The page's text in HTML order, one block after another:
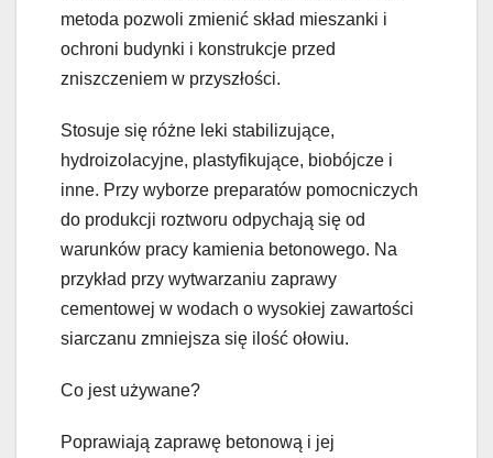
metoda pozwoli zmienić skład mieszanki i
ochroni budynki i konstrukcje przed
zniszczeniem w przyszłości.
Stosuje się różne leki stabilizujące,
hydroizolacyjne, plastyfikujące, biobójcze i
inne. Przy wyborze preparatów pomocniczych
do produkcji roztworu odpychają się od
warunków pracy kamienia betonowego. Na
przykład przy wytwarzaniu zaprawy
cementowej w wodach o wysokiej zawartości
siarczanu zmniejsza się ilość ołowiu.
Co jest używane?
Poprawiają zaprawę betonową i jej